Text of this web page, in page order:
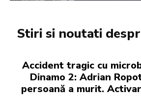
Stiri si noutati
Accident tragic cu
Dinamo 2: Adrian
persoană a murit.